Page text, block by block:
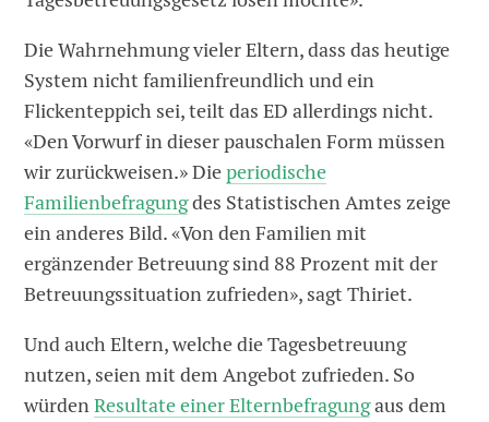
Die Wahrnehmung vieler Eltern, dass das heutige
System nicht familienfreundlich und ein
Flickenteppich sei, teilt das ED allerdings nicht.
«Den Vorwurf in dieser pauschalen Form müssen
wir zurückweisen.» Dieperiodische
Familienbefragungdes Statistischen Amtes zeige
ein anderes Bild. «Von den Familien mit
ergänzender Betreuung sind 88 Prozent mit der
Betreuungssituation zufrieden», sagt Thiriet.
Und auch Eltern, welche die Tagesbetreuung
nutzen, seien mit dem Angebot zufrieden. So
würdenResultate einer Elternbefragungaus dem